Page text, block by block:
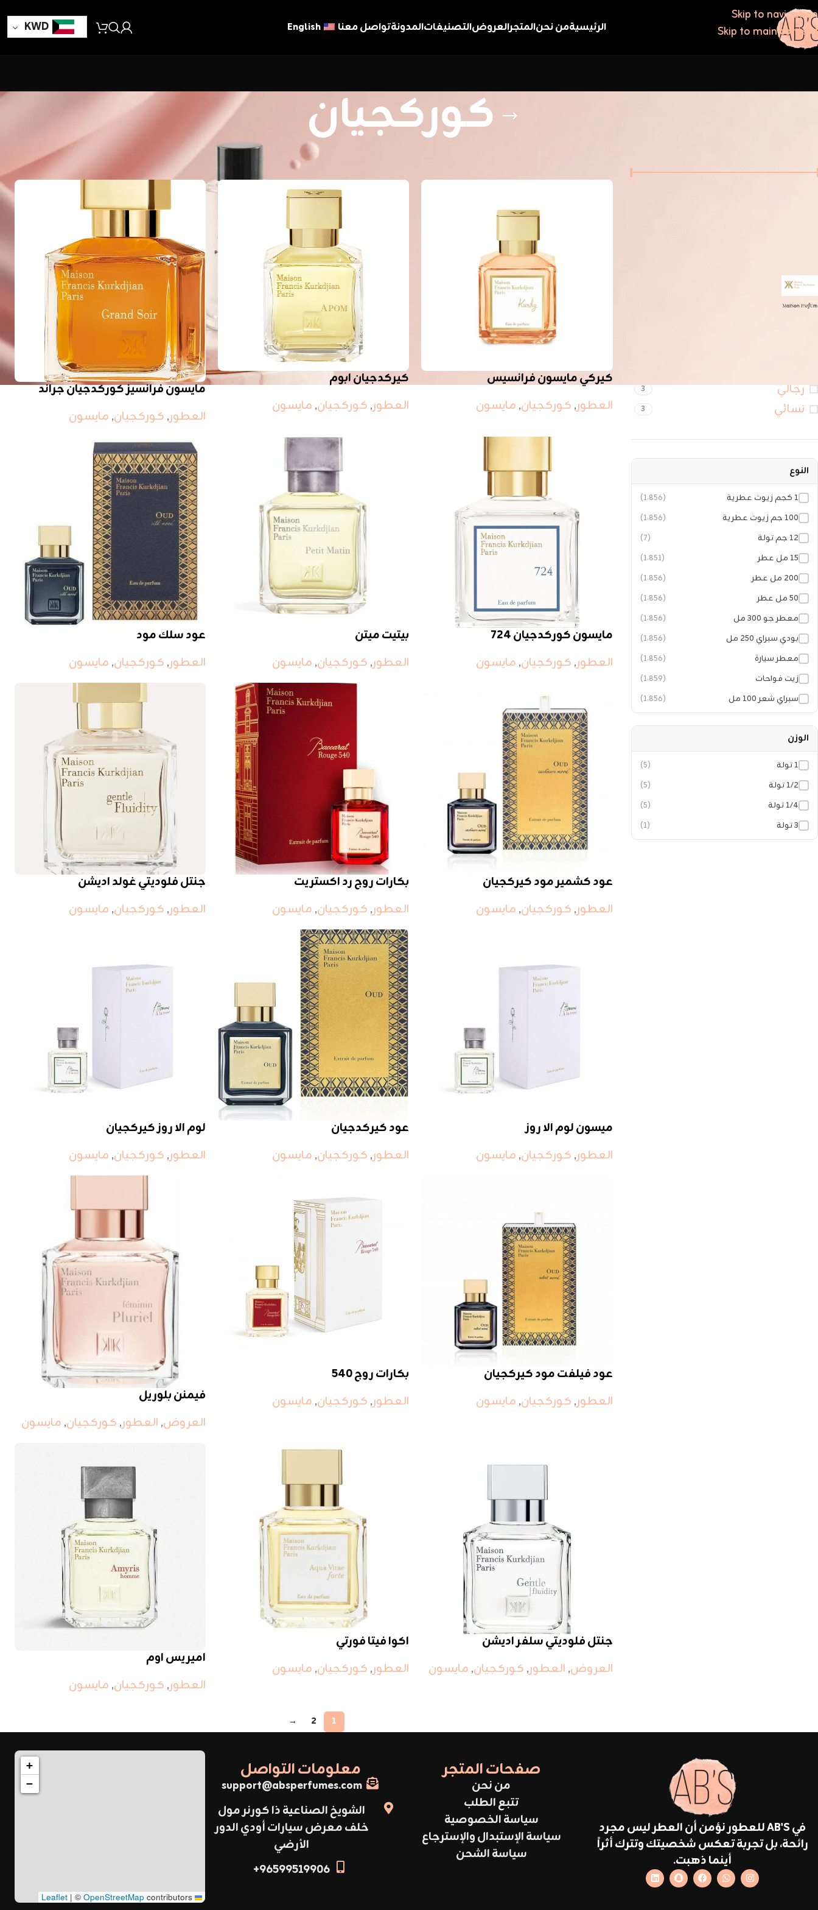
Skip to navigation
Skip to main content
الرئيسيةمن نحنالمتجرالعروضالتصنيفاتالمدونةتواصل معنا English
KWD
كوركجيان
رجالي 3
نسائي 3
النوع
١ كجم زيوت عطرية (1٬856)
١٠٠ جم زيوت عطرية (1٬856)
١٢ جم تولة (7)
١٥ مل عطر (1٬851)
٢٠٠ مل عطر (1٬856)
٥٠ مل عطر (1٬856)
معطر جو ٣٠٠ مل (1٬856)
بودي سبراي ٢٥٠ مل (1٬856)
معطر سيارة (1٬856)
زيت فواحات (1٬859)
سبراي شعر ١٠٠ مل (1٬856)
الوزن
١ تولة (5)
١/٢ تولة (5)
١/٤ تولة (5)
٣ تولة (1)
عرض 9
12
18
24
كيركي مايسون فرانسيس
العطور, كوركجيان, مايسون
كيركدجيان ابوم
العطور, كوركجيان, مايسون
مايسون فرانسيز كوركدجيان جراند
العطور, كوركجيان, مايسون
مايسون كوركدجيان 724
العطور, كوركجيان, مايسون
بيتيت ميتن
العطور, كوركجيان, مايسون
عود سلك مود
العطور, كوركجيان, مايسون
عود كشمير مود كيركجيان
العطور, كوركجيان, مايسون
بكارات روج رد اكستريت
العطور, كوركجيان, مايسون
جنتل فلوديتي غولد اديشن
العطور, كوركجيان, مايسون
ميسون لوم الا روز
العطور, كوركجيان, مايسون
عود كيركدجيان
العطور, كوركجيان, مايسون
لوم الا روز كيركجيان
العطور, كوركجيان, مايسون
عود فيلفت مود كيركجيان
العطور, كوركجيان, مايسون
بكارات روج 540
العطور, كوركجيان, مايسون
فيمنن بلوريل
العروض, العطور, كوركجيان, مايسون
جنتل فلوديتي سلفر اديشن
العروض, العطور, كوركجيان, مايسون
اكوا فيتا فورتي
العطور, كوركجيان, مايسون
اميريس اوم
العطور, كوركجيان, مايسون
1
2
→
في AB'S للعطور نؤمن أن العطر ليس مجرد
رائحة، بل تجربة تعكس شخصيتك وتترك أثراً
أينما ذهبت.
صفحات المتجر
من نحن
تتبع الطلب
سياسة الخصوصية
سياسة الإستبدال والإسترجاع
سياسة الشحن
معلومات التواصل
support@absperfumes.com
الشويخ الصناعية ذا كورنر مول
خلف معرض سيارات أودي الدور
الأرضي
96599519906+
+
−
Leaflet
| ©OpenStreetMap contributors